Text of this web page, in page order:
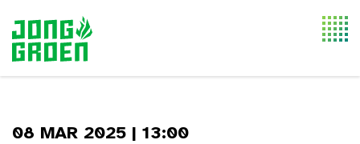
08 MAR 2025 | 13:00